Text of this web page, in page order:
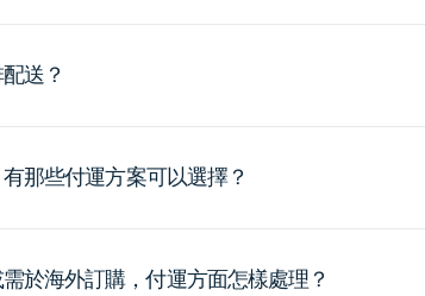
送？
那些付運方案可以選擇？
於海外訂購，付運方面怎樣處理？